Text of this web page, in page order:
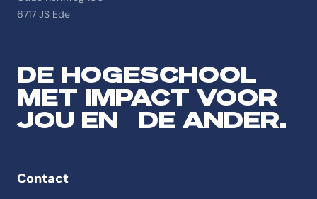
6717 JS Ede
DE HOGESCHOOL
MET IMPACT VOOR
JOU EN DE ANDER.
Contact